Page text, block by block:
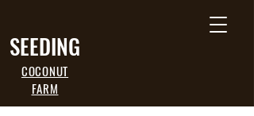
SEEDING
COCONUT
FARM